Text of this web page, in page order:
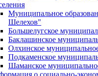
Муниципальное
Шелехов"
Большелугское
Баклашинское
Олхинское
Подкаменское
Шаманское
о социально-